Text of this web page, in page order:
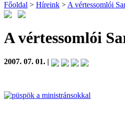
Főoldal > Híreink > A vértessomlói
A vértessomlói
2007. 07. 01. |